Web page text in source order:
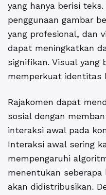
yang hanya berisi
penggunaan gambar
yang profesional, dan
dapat meningkatkan
signifikan. Visual yang
memperkuat identitas
Rajakomen dapat
sosial dengan
interaksi awal pada
Interaksi awal sering
mempengaruhi
menentukan
akan didistribusikan.